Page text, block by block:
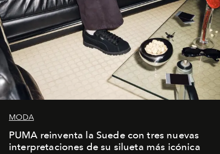
MODA
PUMA reinventa la Suede con tres nuevas
interpretaciones de su silueta más icónica